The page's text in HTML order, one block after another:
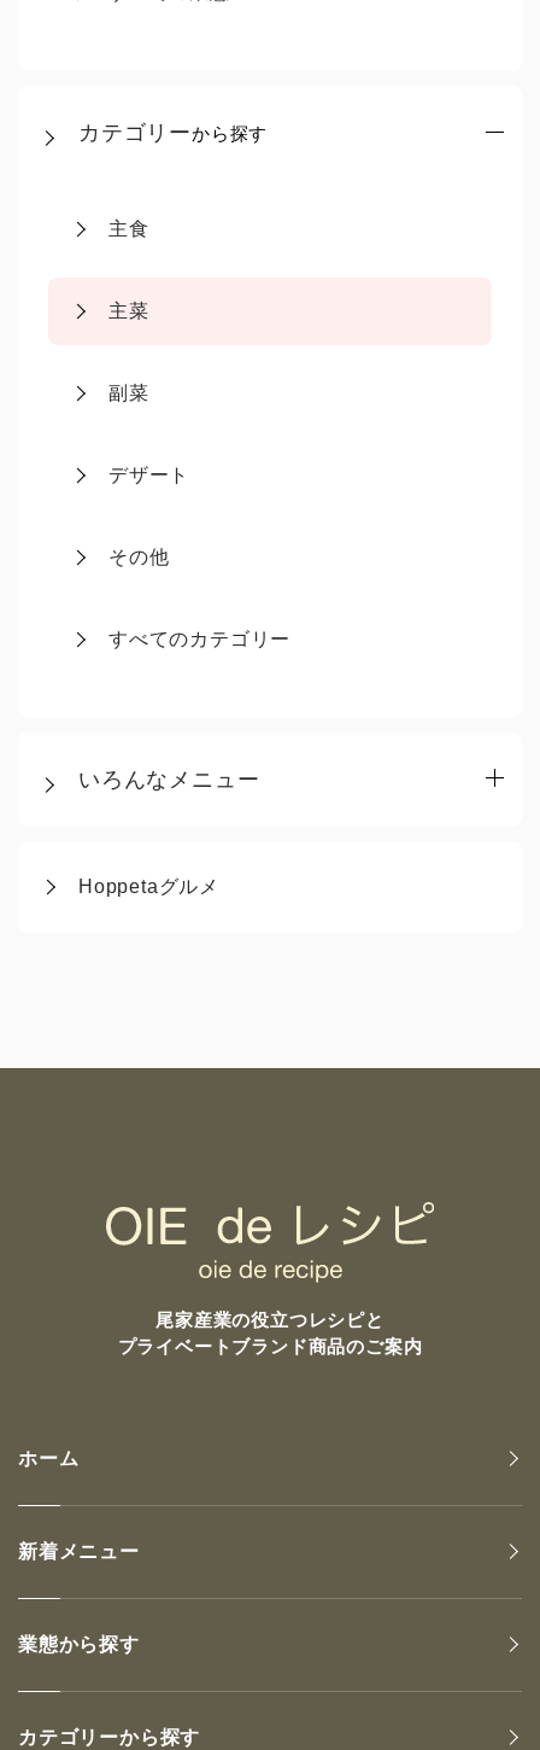
カテゴリーから探す
主食
主菜
副菜
デザート
その他
すべてのカテゴリー
いろんなメニュー
Hoppetaグルメ
尾家産業の役立つレシピと
プライベートブランド商品のご案内
ホーム
新着メニュー
業態から探す
カテゴリーから探す